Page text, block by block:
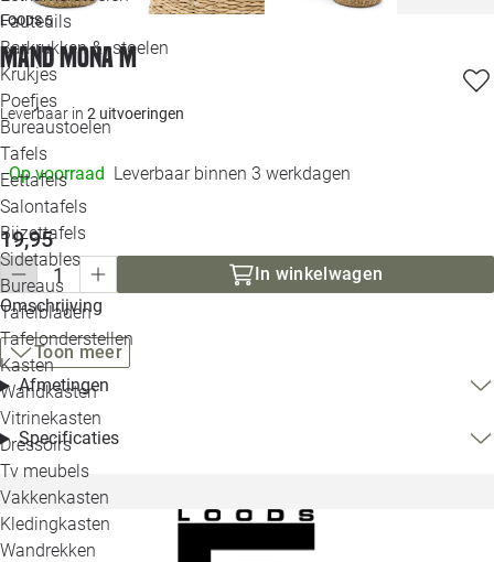
Fauteuils
Barkrukken & -stoelen
Krukjes
Poefjes
Bureaustoelen
Tafels
Eettafels
Salontafels
Bijzettafels
Sidetables
Bureaus
Tafelbladen
Tafelonderstellen
Kasten
Wandkasten
Vitrinekasten
Dressoirs
Tv meubels
Vakkenkasten
Kledingkasten
Wandrekken
LOODS 5
Mand Mona M
Leverbaar in 2 uitvoeringen
Op voorraad Leverbaar binnen 3 werkdagen
19,95
In winkelwagen
Omschrijving
Toon meer
Afmetingen
Specificaties